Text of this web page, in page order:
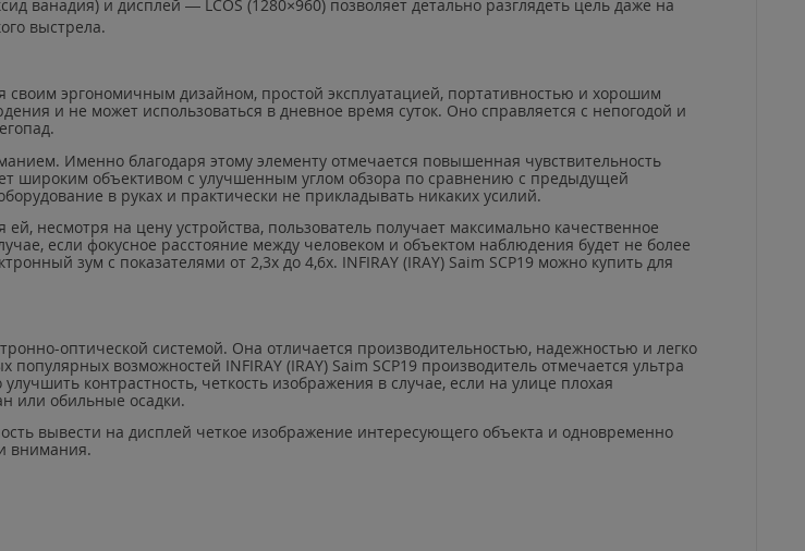
ванадия) и дисплей — LCOS (1280×960) позволяет детально разглядеть цель даже на
выстрела.
своим эргономичным дизайном, простой эксплуатацией, портативностью и хорошим
и не может использоваться в дневное время суток. Оно справляется с непогодой и
Именно благодаря этому элементу отмечается повышенная чувствительность
широким объективом с улучшенным углом обзора по сравнению с предыдущей
в руках и практически не прикладывать никаких усилий.
несмотря на цену устройства, пользователь получает максимально качественное
если фокусное расстояние между человеком и объектом наблюдения будет не более
зум с показателями от 2,3х до 4,6х. INFIRAY(IRAY) Saim SCP19 можно купить для
оптической системой. Она отличается производительностью, надежностью и легко
популярных возможностей INFIRAY(IRAY) Saim SCP19 производитель отмечается ультра
контрастность, четкость изображения в случае, если на улице плохая
или обильные осадки.
вывести на дисплей четкое изображение интересующего объекта и одновременно
внимания.